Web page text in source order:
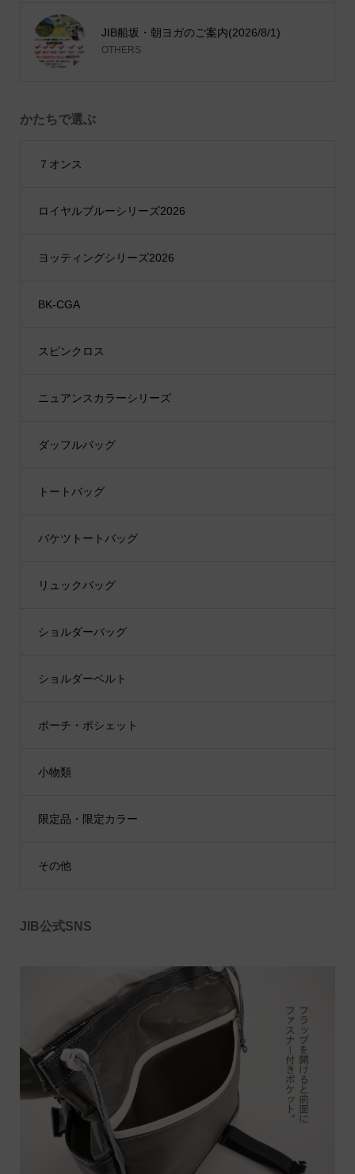
JIB船坂・朝ヨガのご案内(2026/8/1)
OTHERS
かたちで選ぶ
７オンス
ロイヤルブルーシリーズ2026
ヨッティングシリーズ2026
BK-CGA
スピンクロス
ニュアンスカラーシリーズ
ダッフルバッグ
トートバッグ
バケツトートバッグ
リュックバッグ
ショルダーバッグ
ショルダーベルト
ポーチ・ポシェット
小物類
限定品・限定カラー
その他
JIB公式SNS